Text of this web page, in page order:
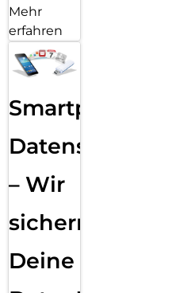
Mehr
erfahren
Smartphone
Datensicherung
– Wir
sichern
Deine